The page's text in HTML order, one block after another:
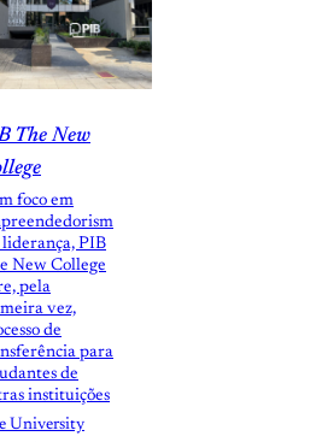
The New
foco em
liderança, PIB
New College
pela
vez,
de
para
de
instituições
University